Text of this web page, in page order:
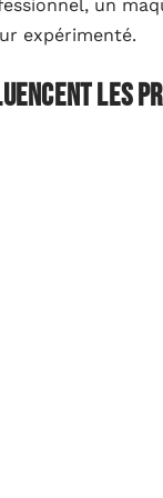
un
expérimenté.
les